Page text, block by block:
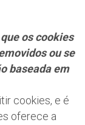
os cookies
ou se
baseada em
cookies, e é
oferece a